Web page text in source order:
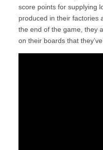
score points for supplying
produced in their factories
the end of the game, they
on their boards that